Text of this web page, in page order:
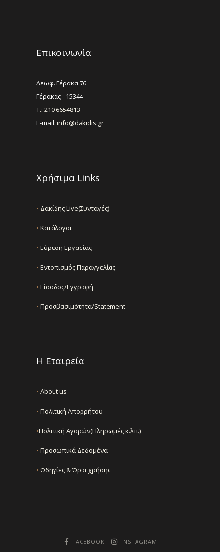
Επικοινωνία
Λεωφ. Γέρακα 76
Γέρακας - 15344
Τ.: 210 6654813
E-mail: info@dakidis.gr
Χρήσιμα Links
• Δακίδης Live(Συνταγές)
• Κατάλογοι
• Εύρεση Εργασίας
• Εντοπισμός Παραγγελίας
• Είσοδος/Εγγραφή
• Προσβασιμότητα/Statement
Η Εταιρεία
• About us
• Πολιτική Απορρήτου
•Πολιτική Αγορών(Πληρωμές κ.λπ.)
• Προσωπικά Δεδομένα
• Οδηγίες & Όροι χρήσης
FACEBOOK INSTAGRAM